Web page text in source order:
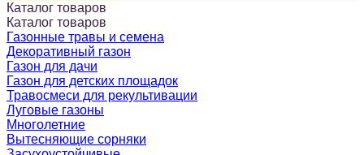
Каталог товаров
Каталог товаров
Газонные травы и семена
Декоративный газон
Газон для дачи
Газон для детских площадок
Травосмеси для рекультивации
Луговые газоны
Многолетние
Вытесняющие сорняки